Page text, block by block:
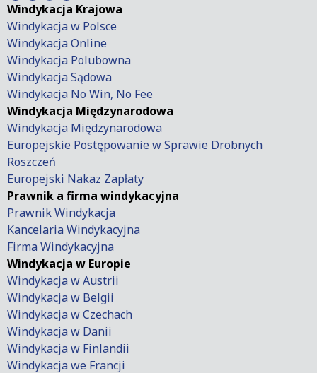
Windykacja Krajowa
Windykacja w Polsce
Windykacja Online
Windykacja Polubowna
Windykacja Sądowa
Windykacja No Win, No Fee
Windykacja Międzynarodowa
Windykacja Międzynarodowa
Europejskie Postępowanie w Sprawie Drobnych
Roszczeń
Europejski Nakaz Zapłaty
Prawnik a firma windykacyjna
Prawnik Windykacja
Kancelaria Windykacyjna
Firma Windykacyjna
Windykacja w Europie
Windykacja w Austrii
Windykacja w Belgii
Windykacja w Czechach
Windykacja w Danii
Windykacja w Finlandii
Windykacja we Francji